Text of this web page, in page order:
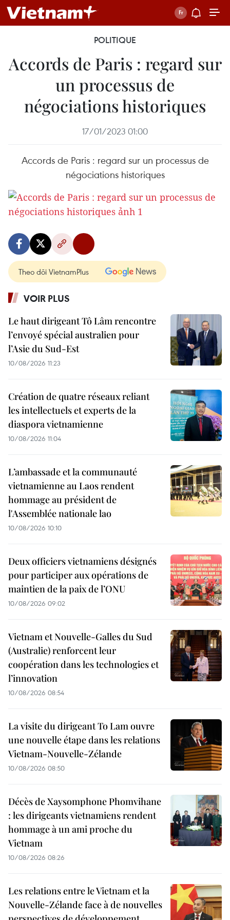
POLITIQUE
Accords de Paris : regard sur
un processus de
négociations historiques
17/01/2023 01:00
Accords de Paris : regard sur un processus de
négociations historiques
Theo dõi VietnamPlus
VOIR PLUS
Le haut dirigeant Tô Lâm rencontre
l’envoyé spécial australien pour
l’Asie du Sud-Est
10/08/2026 11:23
Création de quatre réseaux reliant
les intellectuels et experts de la
diaspora vietnamienne
10/08/2026 11:04
L’ambassade et la communauté
vietnamienne au Laos rendent
hommage au président de
l'Assemblée nationale lao
10/08/2026 10:10
Deux officiers vietnamiens désignés
pour participer aux opérations de
maintien de la paix de l’ONU
10/08/2026 09:02
Vietnam et Nouvelle-Galles du Sud
(Australie) renforcent leur
coopération dans les technologies et
l’innovation
10/08/2026 08:54
La visite du dirigeant To Lam ouvre
une nouvelle étape dans les relations
Vietnam-Nouvelle-Zélande
10/08/2026 08:50
Décès de Xaysomphone Phomvihane
: les dirigeants vietnamiens rendent
hommage à un ami proche du
Vietnam
10/08/2026 08:26
Les relations entre le Vietnam et la
Nouvelle-Zélande face à de nouvelles